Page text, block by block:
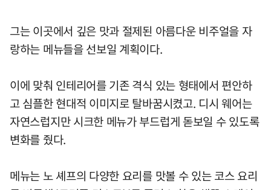
그는 이곳에서 깊은 맛과 절제된 아름다운 비주얼을 자
랑하는 메뉴들을 선보일 계획이다.
이에 맞춰 인테리어를 기존 격식 있는 형태에서 편안하
고 심플한 현대적 이미지로 탈바꿈시켰고. 디시 웨어는
자연스럽지만 시크한 메뉴가 부드럽게 돋보일 수 있도록
변화를 줬다.
메뉴는 노 셰프의 다양한 요리를 맛볼 수 있는 코스 요리